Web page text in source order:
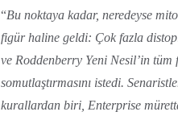
“Bu noktaya kadar, neredeyse
figür haline geldi: Çok fazla
ve Roddenberry Yeni Nesil’in
somutlaştırmasını istedi.
kurallardan biri, Enterprise